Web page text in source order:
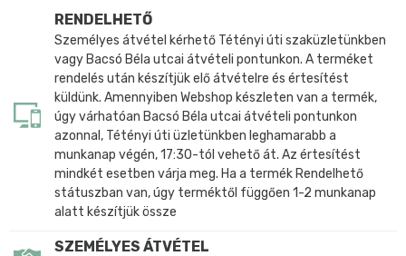
RENDELHETŐ
Személyes átvétel kérhető Tétényi úti szaküzletünkben
vagy Bacsó Béla utcai átvételi pontunkon. A terméket
rendelés után készítjük elő átvételre és értesítést
küldünk. Amennyiben Webshop készleten van a termék,
úgy várhatóan Bacsó Béla utcai átvételi pontunkon
azonnal, Tétényi úti üzletünkben leghamarabb a
munkanap végén, 17:30-tól vehető át. Az értesítést
mindkét esetben várja meg. Ha a termék Rendelhető
státuszban van, úgy terméktől függően 1-2 munkanap
alatt készítjük össze
SZEMÉLYES ÁTVÉTEL